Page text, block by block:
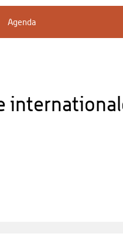
Agenda